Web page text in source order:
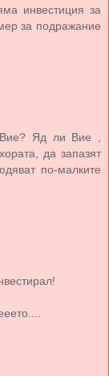
инвестиция за
за подражание
Вие? Яд ли Вие ,
да запазят
по-малките